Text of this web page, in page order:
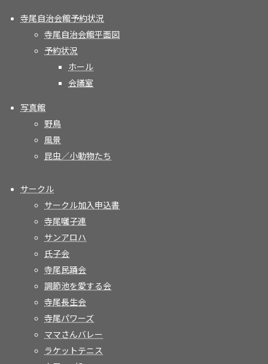
寺尾自治会館予約状況
寺尾自治会館平面図
予約状況
ホール
会議室
写真館
野鳥
風景
昆虫／小動物たち
サークル
サークル加入申込書
寺尾囃子連
サンアロハ
氏子会
寺尾民踊会
調節池を愛する会
寺尾長生会
寺尾パワーズ
ママさんバレー
ラケットテニス